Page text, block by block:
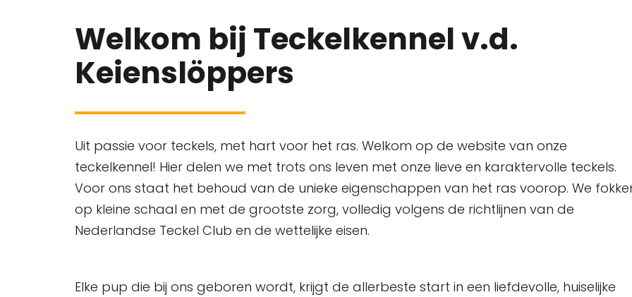
Welkom bij Teckelkennel v.d.
Keienslöppers
Uit passie voor teckels, met hart voor het ras. Welkom op de website van onze
teckelkennel! Hier delen we met trots ons leven met onze lieve en karaktervolle teckels.
Voor ons staat het behoud van de unieke eigenschappen van het ras voorop. We
op kleine schaal en met de grootste zorg, volledig volgens de richtlijnen van de
Nederlandse Teckel Club en de wettelijke eisen.
Elke pup die bij ons geboren wordt, krijgt de allerbeste start in een liefdevolle, huiselijke